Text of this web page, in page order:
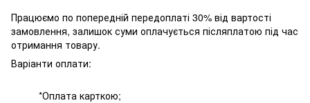
Працюємо по попередній передоплаті 30% від вартості
замовлення, залишок суми оплачується післяплатою під час
отримання товару.
Варіанти оплати:
*Оплата карткою;